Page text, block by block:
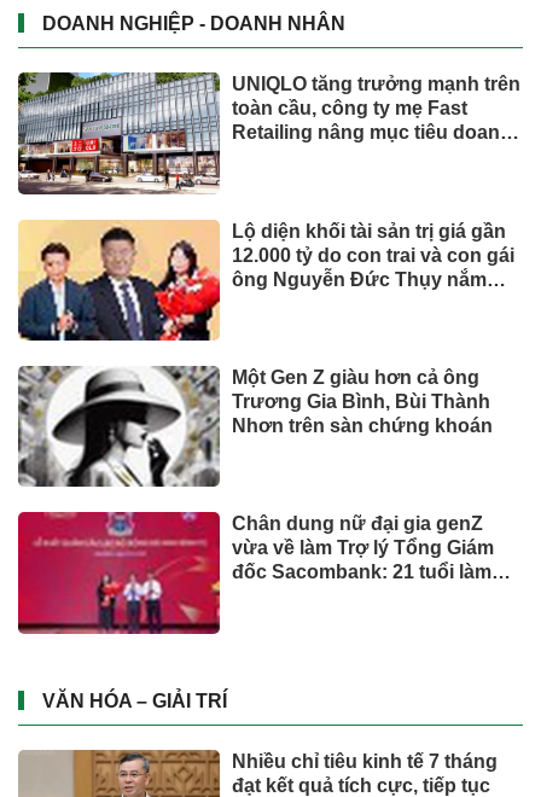
DOANH NGHIỆP - DOANH NHÂN
UNIQLO tăng trưởng mạnh trên
toàn cầu, công ty mẹ Fast
Retailing nâng mục tiêu doanh
Lộ diện khối tài sản trị giá gần
12.000 tỷ do con trai và con gái
ông Nguyễn Đức Thụy nắm
Một Gen Z giàu hơn cả ông
Trương Gia Bình, Bùi Thành
Nhơn trên sàn chứng khoán
Chân dung nữ đại gia genZ
vừa về làm Trợ lý Tổng Giám
đốc Sacombank: 21 tuổi làm
VĂN HÓA – GIẢI TRÍ
Nhiều chỉ tiêu kinh tế 7 tháng
đạt kết quả tích cực, tiếp tục